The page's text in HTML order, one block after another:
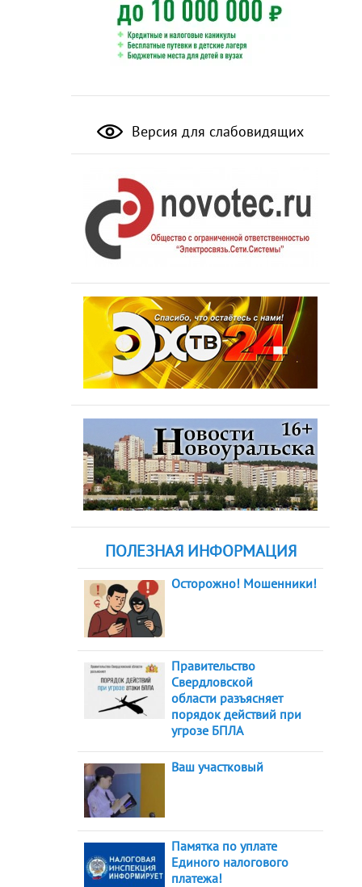
Версия для слабовидящих
ПОЛЕЗНАЯ ИНФОРМАЦИЯ
Осторожно! Мошенники!
Правительство
Свердловской
области разъясняет
порядок действий при
угрозе БПЛА
Ваш участковый
Памятка по уплате
Единого налогового
платежа!